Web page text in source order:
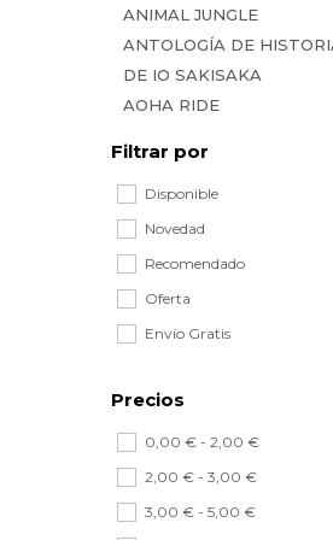
ANIMAL JUNGLE
ANTOLOGÍA DE
DE IO SAKISAKA
AOHA RIDE
CAFÉ DIABÓLICO
CHICA SECRETA
CHICO SECRETO,
CHIKI CHIKI BANANA
CUATRO AMORES
D.N.ANGEL (EDICIÓN
EL ÁNGEL DEL JARDÍN
EL CONDE Y EL HADA
EL DIAMANTE DE
EL SECRETO DE AI
Filtrar por
Disponible
Novedad
Recomendado
Oferta
Envío Gratis
Precios
0,00 € - 2,00 €
2,00 € - 3,00 €
3,00 € - 5,00 €